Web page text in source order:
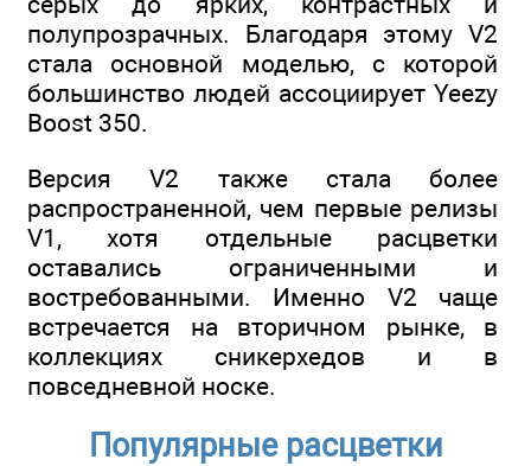
полупрозрачных. Благодаря этому V2
стала основной моделью, с которой
большинство людей ассоциирует Yeezy
Boost 350.
Версия V2 также стала более
распространенной, чем первые релизы
V1, хотя отдельные расцветки
оставались ограниченными и
востребованными. Именно V2 чаще
встречается на вторичном рынке, в
коллекциях сникерхедов и в
повседневной носке.
Популярные расцветки